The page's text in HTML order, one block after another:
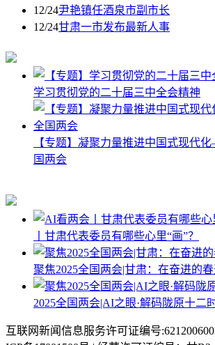
12/24尹艳镇任酒泉市副市长
12/24甘肃一市发布最新人事
学习贯彻党的二十届三中全会精神
【专题】凝聚力量推进中国式现代
国两会
丨甘肃代表委员有哪些心里“画”？
聚焦2025全国两会|甘肃：在奋进的
2025全国两会|AI之眼·解码陇原十二
互联网新闻信息服务许可证编号